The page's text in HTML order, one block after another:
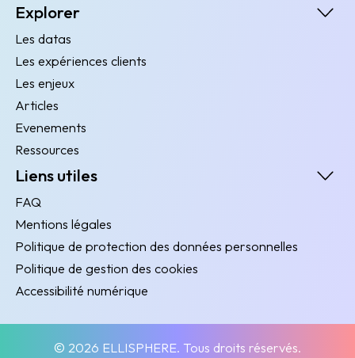
Explorer
Les datas
Les expériences clients
Les enjeux
Articles
Evenements
Ressources
Liens utiles
FAQ
Mentions légales
Politique de protection des données personnelles
Politique de gestion des cookies
Accessibilité numérique
© 2026 ELLISPHERE. Tous droits réservés.